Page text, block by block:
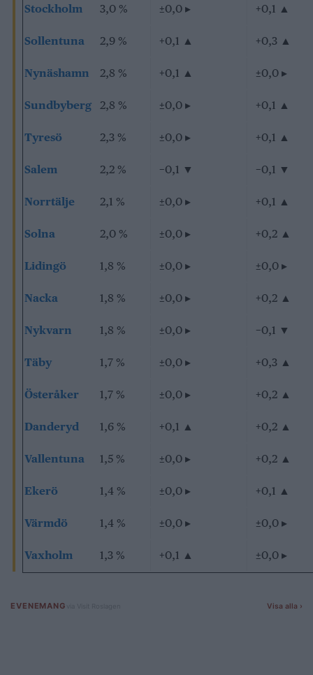
Stockholm 3,0 % ±0,0 ▸ +0,1 ▲
Sollentuna 2,9 % +0,1 ▲ +0,3 ▲
Nynäshamn 2,8 % +0,1 ▲ ±0,0 ▸
Sundbyberg 2,8 % ±0,0 ▸ +0,1 ▲
Tyresö 2,3 % ±0,0 ▸ +0,1 ▲
Salem 2,2 % −0,1 ▼ −0,1 ▼
Norrtälje 2,1 % ±0,0 ▸ +0,1 ▲
Solna 2,0 % ±0,0 ▸ +0,2 ▲
Lidingö 1,8 % ±0,0 ▸ ±0,0 ▸
Nacka 1,8 % ±0,0 ▸ +0,2 ▲
Nykvarn 1,8 % ±0,0 ▸ −0,1 ▼
Täby 1,7 % ±0,0 ▸ +0,3 ▲
Österåker 1,7 % ±0,0 ▸ +0,2 ▲
Danderyd 1,6 % +0,1 ▲ +0,2 ▲
Vallentuna 1,5 % ±0,0 ▸ +0,2 ▲
Ekerö 1,4 % ±0,0 ▸ +0,1 ▲
Värmdö 1,4 % ±0,0 ▸ ±0,0 ▸
Vaxholm 1,3 % +0,1 ▲ ±0,0 ▸